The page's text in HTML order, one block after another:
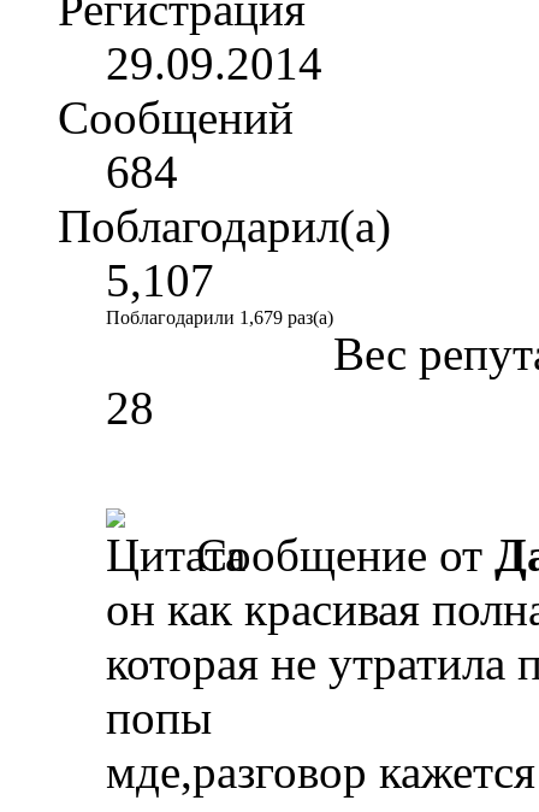
29.09.2014
Сообщений
684
Поблагодарил(а)
5,107
Поблагодарили 1,679 раз(а)
Вес
28
Сообщение от
он как красивая
которая не
попы
мде,разговор